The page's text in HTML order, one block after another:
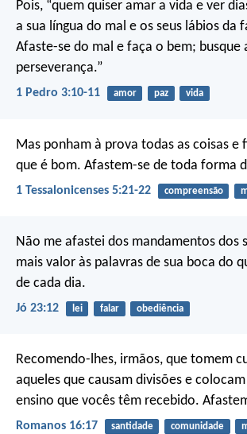
Pois, “quem quiser amar a vida e ver
a sua língua do mal e os seus lábios da
Afaste-se do mal e faça o bem; busque
perseverança.”
1 Pedro 3:10-11 amor paz vida
Mas ponham à prova todas as coisas e
que é bom. Afastem-se de toda forma
1 Tessalonicenses 5:21-22 compreensão
Não me afastei dos mandamentos dos
mais valor às palavras de sua boca do
de cada dia.
Jó 23:12 lei falar obediência
Recomendo-lhes, irmãos, que tomem
aqueles que causam divisões e
ensino que vocês têm recebido.
Romanos 16:17 santidade comunidade